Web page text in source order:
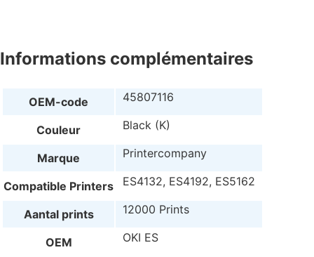
Informations complémentaires
OEM-code 45807116
Couleur Black (K)
Marque Printercompany
Compatible Printers ES4132, ES4192, ES5162
Aantal prints 12000 Prints
OEM OKI ES